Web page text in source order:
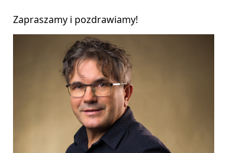
Zapraszamy i pozdrawiamy!